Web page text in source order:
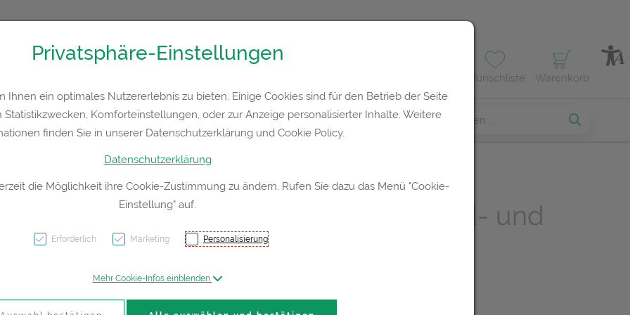
Wunschliste Warenkorb
Hautpflege Familie Nahrungsergänzung Diverses
Bepanthen® Wund- und
Heilsalbe
Privatsphäre-Einstellungen
Ihnen ein optimales Nutzererlebnis zu bieten. Einige Cookies sind für den Betrieb der Seite
Komforteinstellungen, oder zur Anzeige personalisierter Inhalte. Weitere
finden Sie in unserer Datenschutzerklärung und Cookie Policy.
Datenschutzerklärung
die Möglichkeit ihre Cookie-Zustimmung zu ändern. Rufen Sie dazu das Menü "Cookie-
Einstellung" auf.
Erforderlich Marketing Personalisierung
Mehr Cookie-Infos einblenden